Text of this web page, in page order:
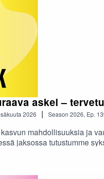
askel –
2026 | Season 2026, Ep.
mahdollisuuksia ja
jaksossa tutustumme
Euroopan unionin
Rautakoski ja Miska